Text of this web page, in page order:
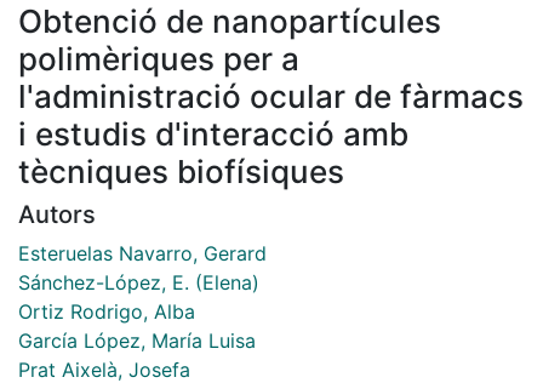
Obtenció de nanopartícules
polimèriques per a
l'administració ocular de fàrmacs
i estudis d'interacció amb
tècniques biofísiques
Autors
Esteruelas Navarro, Gerard
Sánchez-López, E. (Elena)
Ortiz Rodrigo, Alba
García López, María Luisa
Prat Aixelà, Josefa